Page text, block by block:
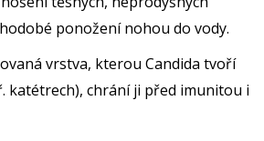
ponožení nohou do vody.
vrstva, kterou Candida tvoří
katétrech), chrání ji před imunitou i